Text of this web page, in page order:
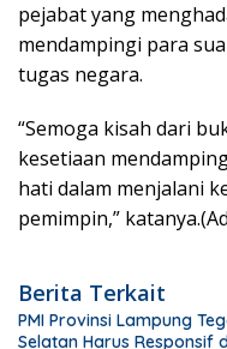
pejabat yang
mendampingi para
tugas negara.
“Semoga kisah dari
kesetiaan
hati dalam menjalani
pemimpin,”
Berita Terkait
PMI Provinsi Lampung
Selatan Harus Responsif